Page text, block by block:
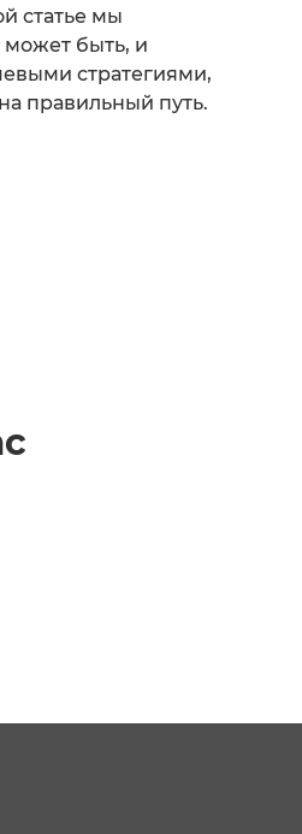
статье мы
может быть, и
стратегиями,
правильный путь.